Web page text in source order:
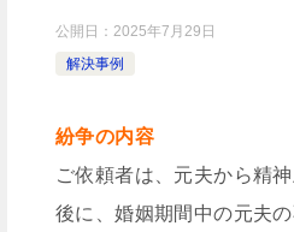
公開日： 2025年7月29日
解決事例
紛争の内容
ご依頼者は、元夫から精
後に、婚姻期間中の元夫